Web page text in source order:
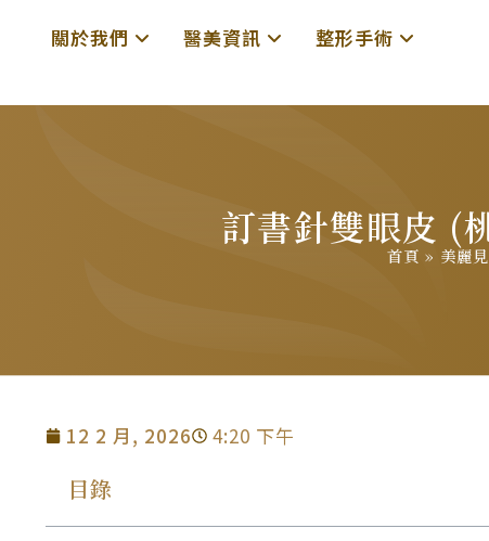
關於我們 醫美資訊 整形手術
訂書針雙眼皮 (
首頁 » 美麗
12 2 月, 2026 4:20 下午
目錄